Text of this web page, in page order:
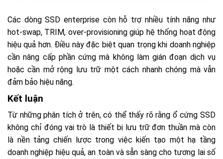
Các dòng SSD enterprise còn hỗ trợ nhiều tính năng như
hot-swap, TRIM, over-provisioning giúp hệ thống hoạt động
hiệu quả hơn. Điều này đặc biệt quan trọng khi doanh nghiệp
cần nâng cấp phần cứng mà không làm gián đoạn dịch vụ
hoặc cần mở rộng lưu trữ một cách nhanh chóng mà vẫn
đảm bảo hiệu năng.
Kết luận
Từ những phân tích ở trên, có thể thấy rõ rằng ổ cứng SSD
không chỉ đóng vai trò là thiết bị lưu trữ đơn thuần mà còn
là nền tảng chiến lược trong việc kiến tạo một hạ tầng
doanh nghiệp hiệu quả, an toàn và sẵn sàng cho tương lai số